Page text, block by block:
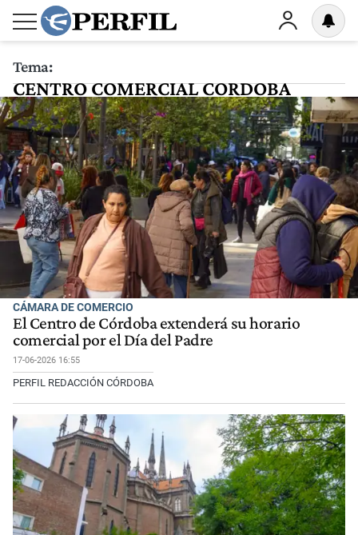
Tema:
CENTRO COMERCIAL CORDOBA
CÁMARA DE COMERCIO
El Centro de Córdoba extenderá su horario
comercial por el Día del Padre
17-06-2026 16:55
PERFIL REDACCIÓN CÓRDOBA